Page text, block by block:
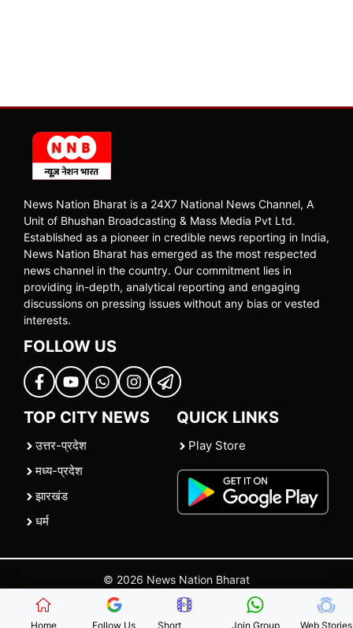
News Nation Bharat is a 24X7 National News Channel, A
Unit of Bhushan Broadcasting & Mass Media Pvt Ltd.
Established as a pioneer in credible news reporting in India,
News Nation Bharat has emerged as the most respected
news channel in the country. Our commitment lies in
providing in-depth, analytical reporting and engaging
discussions on pressing issues without any bias or vested
interests.
FOLLOW US
TOP CITY NEWS
उत्तर-प्रदेश
मध्य-प्रदेश
झारखंड
धर्म
QUICK LINKS
Play Store
© 2026 News Nation Bharat
| |Contact Us |Policies Terms and Conditions
Home Follow Us Short Join Group Web Stories